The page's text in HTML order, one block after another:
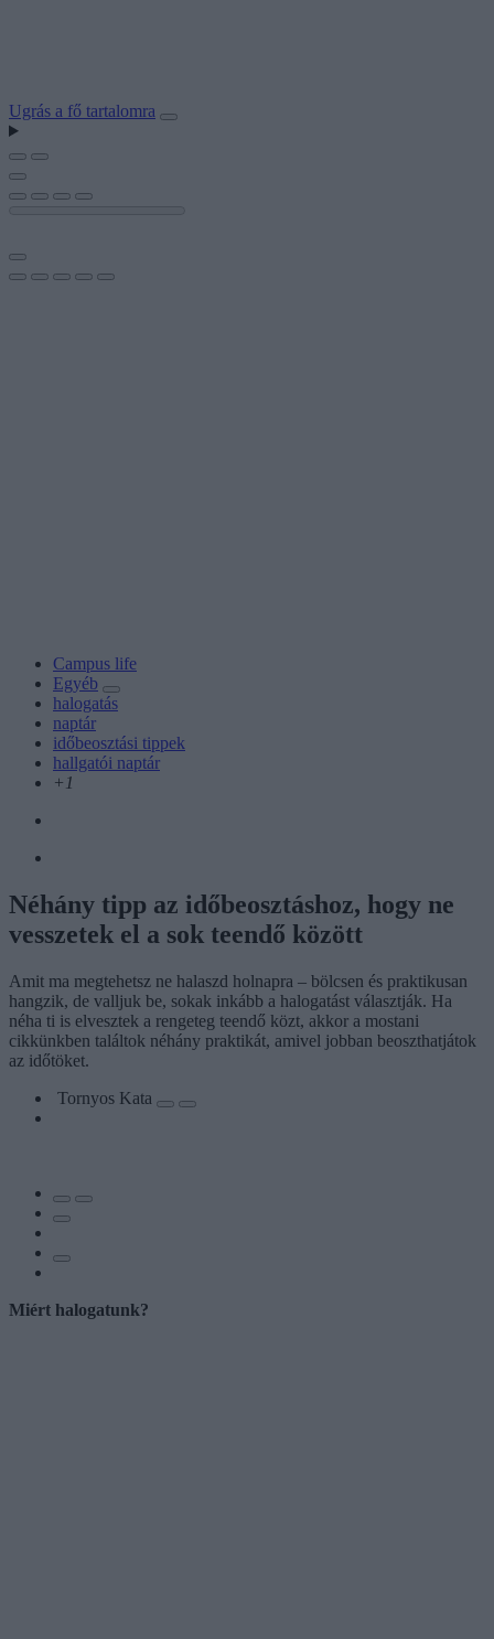
Ugrás a fő tartalomra
Campus life
Egyéb
halogatás
naptár
időbeosztási tippek
hallgatói naptár
+1
Néhány tipp az időbeosztáshoz, hogy ne
vesszetek el a sok teendő között
Amit ma megtehetsz ne halaszd holnapra – bölcsen és praktikusan
hangzik, de valljuk be, sokak inkább a halogatást választják. Ha
néha ti is elvesztek a rengeteg teendő közt, akkor a mostani
cikkünkben találtok néhány praktikát, amivel jobban beoszthatjátok
az időtöket.
Tornyos Kata
Miért halogatunk?